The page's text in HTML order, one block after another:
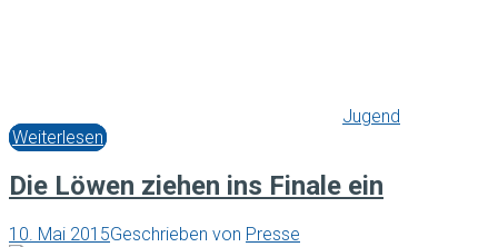
Jugend
Weiterlesen
Die Löwen ziehen ins Finale ein
10. Mai 2015Geschrieben von Presse